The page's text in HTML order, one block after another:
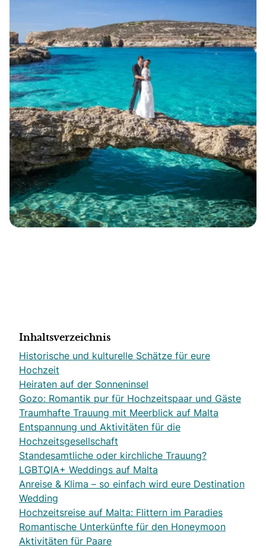
Inhaltsverzeichnis
Historische und kulturelle Schätze für eure
Hochzeit
Heiraten auf der Sonneninsel
Gozo: Romantik pur für Hochzeitspaar und Gäste
Traumhafte Trauung mit Meerblick auf Malta
Entspannung und Aktivitäten für die
Hochzeitsgesellschaft
Standesamtliche oder kirchliche Trauung?
LGBTQIA+ Weddings auf Malta
Anreise & Klima – so einfach wird eure Destination
Wedding
Hochzeitsreise auf Malta: Flittern im Paradies
Romantische Unterkünfte für den Honeymoon
Aktivitäten für Paare